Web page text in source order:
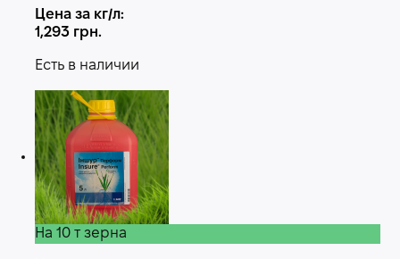
Цена за кг/л:
1,293 грн.
Есть в наличии
На 10 т зерна